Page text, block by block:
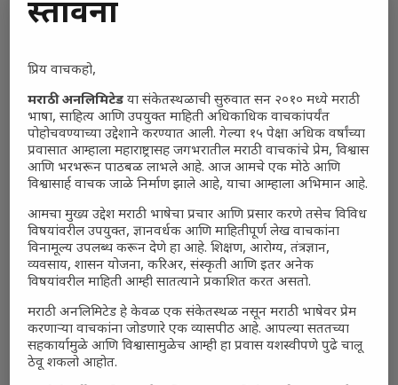
प्रस्तावना
प्रिय वाचकहो,
मराठी अनलिमिटेड या संकेतस्थळाची सुरुवात सन २०१० मध्ये मराठी
भाषा, साहित्य आणि उपयुक्त माहिती अधिकाधिक वाचकांपर्यंत
पोहोचवण्याच्या उद्देशाने करण्यात आली. गेल्या १५ पेक्षा अधिक वर्षांच्या
प्रवासात आम्हाला महाराष्ट्रासह जगभरातील मराठी वाचकांचे प्रेम, विश्वास
आणि भरभरून पाठबळ लाभले आहे. आज आमचे एक मोठे आणि
विश्वासार्ह वाचक जाळे निर्माण झाले आहे, याचा आम्हाला अभिमान आहे.
आमचा मुख्य उद्देश मराठी भाषेचा प्रचार आणि प्रसार करणे तसेच विविध
विषयांवरील उपयुक्त, ज्ञानवर्धक आणि माहितीपूर्ण लेख वाचकांना
विनामूल्य उपलब्ध करून देणे हा आहे. शिक्षण, आरोग्य, तंत्रज्ञान,
व्यवसाय, शासन योजना, करिअर, संस्कृती आणि इतर अनेक
विषयांवरील माहिती आम्ही सातत्याने प्रकाशित करत असतो.
मराठी अनलिमिटेड हे केवळ एक संकेतस्थळ नसून मराठी भाषेवर प्रेम
करणाऱ्या वाचकांना जोडणारे एक व्यासपीठ आहे. आपल्या सततच्या
सहकार्यामुळे आणि विश्वासामुळेच आम्ही हा प्रवास यशस्वीपणे पुढे चालू
ठेवू शकलो आहोत.